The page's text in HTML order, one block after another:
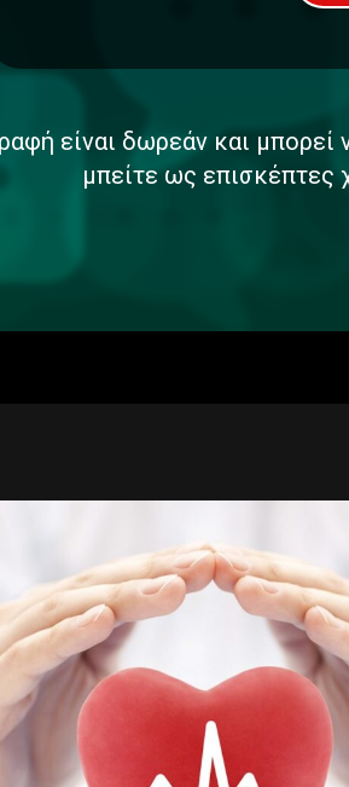
είναι δωρεάν και
μπείτε ως επισκέπτες